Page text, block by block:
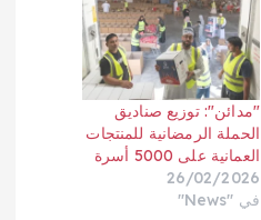
"مدائن": توزيع صناديق
الحملة الرمضانية للمنتجات
العمانية على 5000 أسرة
26/02/2026
في "News"